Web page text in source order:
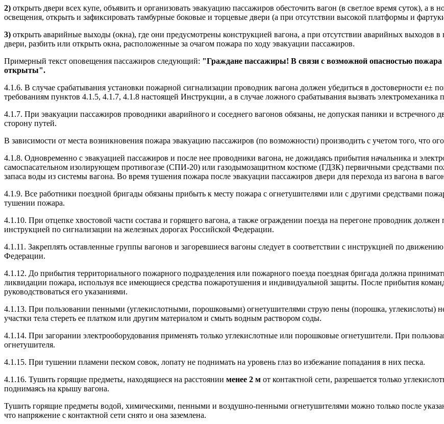
2) открыть двери всех купе, объявить и организовать эвакуацию пассажиров обесточить вагон (в светлое время суток), а
освещения, открыть и зафиксировать тамбурные боковые и торцевые двери (а при отсутствии высокой платформы и
3) открыть аварийные выходы (окна), где они предусмотрены конструкцией вагона, а при отсутствии аварийных выходов
двери, разбить или открыть окна, расположенные за очагом пожара по ходу эвакуации пассажиров.
Примерный текст оповещения пассажиров следующий: "Граждане пассажиры! В связи с возможной опасностью
открыты".
4.1.6. В случае срабатывания установки пожарной сигнализации проводник вагона должен убедиться в достоверности е±
требованиям пунктов 4.1.5, 4.1.7, 4.1.8 настоящей Инструкции, а в случае ложного срабатывания вызвать электромеханика
4.1.7. При эвакуации пассажиров проводники аварийного и соседнего вагонов обязаны, не допуская паники и
сторону путей.
В зависимости от места возникновения пожара эвакуацию пассажиров (по возможности) производить с учетом того, что
4.1.8. Одновременно с эвакуацией пассажиров и после нее проводники вагона, не дожидаясь прибытия начальника и
самоспасательном изолирующем противогазе (СПИ-20) или газодымозащитном костюме (ГДЗК) первичными средствами
запаса воды из системы вагона. Во время тушения пожара после эвакуации пассажиров двери для перехода из вагона в
4.1.9. Все работники поездной бригады обязаны прибыть к месту пожара с огнетушителями или с другими средствами
тушении пожара.
4.1.10. При отцепке хвостовой части состава и горящего вагона, а также ограждении поезда на перегоне проводник
инструкцией по сигнализации на железных дорогах Российской Федерации.
4.1.11. Закреплять оставленные группы вагонов и загоревшиеся вагоны следует в соответствии с инструкцией по
Федерации.
4.1.12. До прибытия территориального пожарного подразделения или пожарного поезда поездная бригада должна
ликвидации пожара, используя все имеющиеся средства пожаротушения и индивидуальной защиты. После прибытия
руководствоваться его указаниями.
4.1.13. При пользовании пенными (углекислотными, порошковыми) огнетушителями струю пены (порошка, углекислоты)
участки тела стереть ее платком или другим материалом и смыть водным раствором соды.
4.1.14. При загорании электрооборудования применять только углекислотные или порошковые огнетушители. При
огнетушителя.
4.1.15. При тушении пламени песком совок, лопату не поднимать на уровень глаз во избежание попадания в них песка.
4.1.16. Тушить горящие предметы, находящиеся на расстоянии менее 2 м от контактной сети, разрешается только
поднимаясь на крышу вагона.
Тушить горящие предметы водой, химическими, пенными и воздушно-пенными огнетушителями можно только после
что напряжение с контактной сети снято и она заземлена.